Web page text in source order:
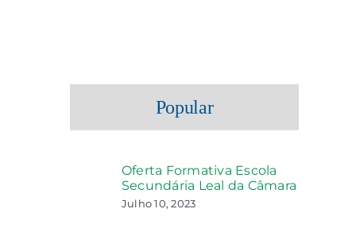
Popular
Oferta Formativa Escola
Secundária Leal da Câmara
Julho 10, 2023